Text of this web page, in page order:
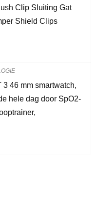
Clip Sluiting Gat
Shield Clips
3 46 mm smartwatch,
hele dag door SpO2-